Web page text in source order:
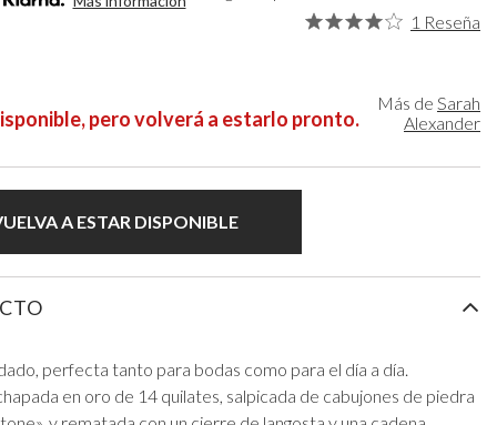
Fascinadores de boda
1 Reseña
pero volverá a estarlo pronto.
Más de Sarah
Alexander
A ESTAR DISPONIBLE
perfecta tanto para bodas como para el día a día.
en oro de 14 quilates, salpicada de cabujones de piedra